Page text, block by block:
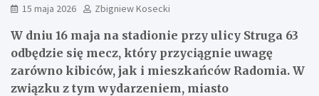
15 maja 2026 Zbigniew Kosecki
W dniu 16 maja na stadionie przy ulicy Struga 63
odbędzie się mecz, który przyciągnie uwagę
zarówno kibiców, jak i mieszkańców Radomia. W
związku z tym wydarzeniem, miasto